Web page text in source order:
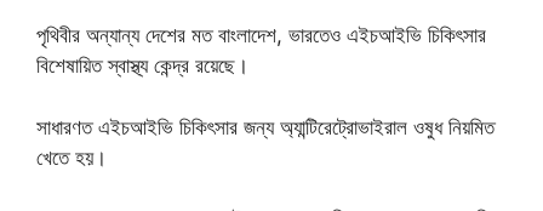
পৃথিবীর অন্যান্য দেশের মত বাংলাদেশ, ভারতেও এইচআইভি চিকিৎসার
বিশেষায়িত স্বাস্থ্য কেন্দ্র রয়েছে।
সাধারণত এইচআইভি চিকিৎসার জন্য অ্যান্টিরেট্রোভাইরাল ওষুধ নিয়মিত
খেতে হয়।